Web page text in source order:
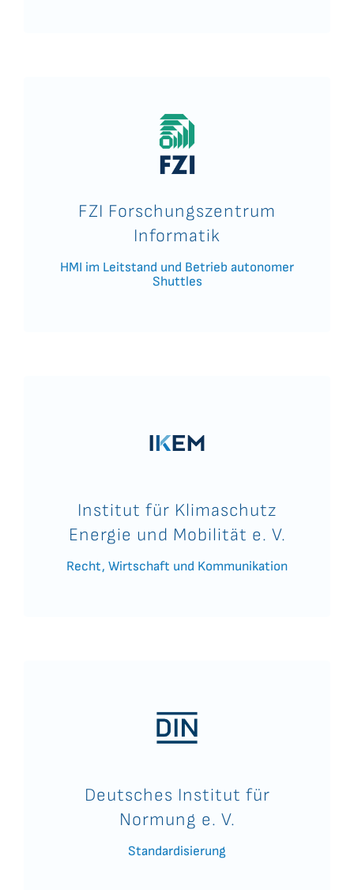
FZI Forschungszentrum
Informatik
HMI im Leitstand und Betrieb autonomer
Shuttles
Institut für Klimaschutz
Energie und Mobilität e. V.
Recht, Wirtschaft und Kommunikation
Deutsches Institut für
Normung e. V.
Standardisierung